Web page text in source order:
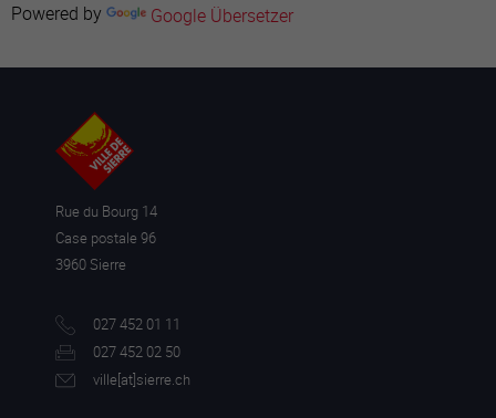
Powered by Google Übersetzer
Rue du Bourg 14
Case postale 96
3960 Sierre
027 452 01 11
027 452 02 50
ville[at]sierre.ch